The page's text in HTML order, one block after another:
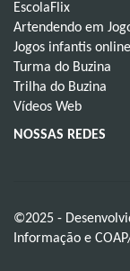
EscolaFlix
Artendendo em
Jogos infantis online
Turma do Buzina
Trilha do Buzina
Vídeos Web
NOSSAS REDES
©2025 -
Informação e